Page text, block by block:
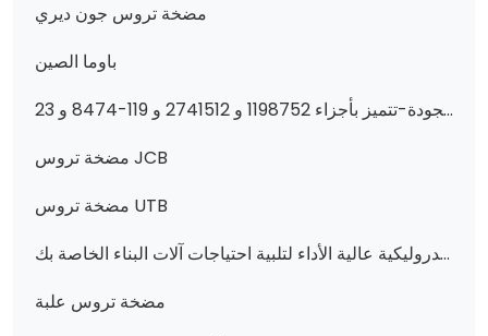
مضخة تروس جون ديري
باوما الصين
عزز أداء آلات البناء الخاصة بك بأجزاء هيدروليكية عالية الجودة-تتميز بأجزاء 1198752 و 2741512 و 119-8474 و 23b-6211501 و 6C0570 و 51330518 و 1198748 و 333/G5393 و 705-95-07269 و 400910-00419 و 6677729 و 705-61-2
مضخة تروس JCB
مضخة تروس UTB
مضخات تروس هيدروليكية عالية الأداء لتلبية احتياجات آلات البناء الخاصة بك
مضخة تروس علبة